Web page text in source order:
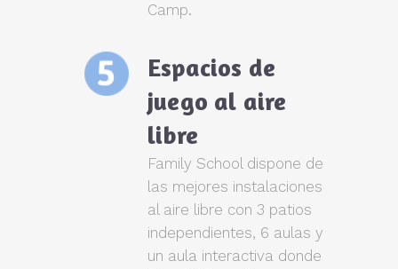
Camp.
Espacios de
juego al aire
libre
Family School dispone de
las mejores instalaciones
al aire libre con 3 patios
independientes, 6 aulas y
un aula interactiva donde